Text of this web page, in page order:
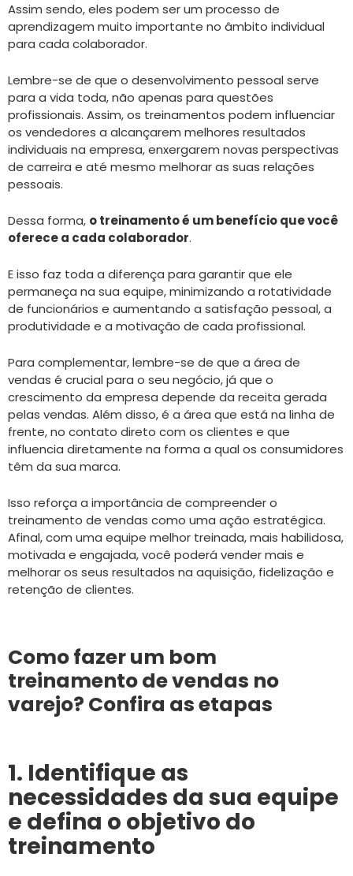
Assim sendo, eles podem ser um processo de
aprendizagem muito importante no âmbito individual
para cada colaborador.
Lembre-se de que o desenvolvimento pessoal serve
para a vida toda, não apenas para questões
profissionais. Assim, os treinamentos podem influenciar
os vendedores a alcançarem melhores resultados
individuais na empresa, enxergarem novas perspectivas
de carreira e até mesmo melhorar as suas relações
pessoais.
Dessa forma, o treinamento é um benefício que você
oferece a cada colaborador.
E isso faz toda a diferença para garantir que ele
permaneça na sua equipe, minimizando a rotatividade
de funcionários e aumentando a satisfação pessoal, a
produtividade e a motivação de cada profissional.
Para complementar, lembre-se de que a área de
vendas é crucial para o seu negócio, já que o
crescimento da empresa depende da receita gerada
pelas vendas. Além disso, é a área que está na linha de
frente, no contato direto com os clientes e que
influencia diretamente na forma a qual os consumidores
têm da sua marca.
Isso reforça a importância de compreender o
treinamento de vendas como uma ação estratégica.
Afinal, com uma equipe melhor treinada, mais habilidosa,
motivada e engajada, você poderá vender mais e
melhorar os seus resultados na aquisição, fidelização e
retenção de clientes.
Como fazer um bom
treinamento de vendas no
varejo? Confira as etapas
1. Identifique as
necessidades da sua equipe
e defina o objetivo do
treinamento